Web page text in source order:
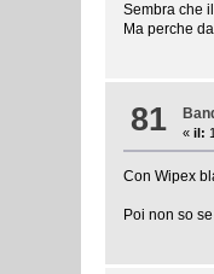
Sembra che
Ma perche
81 «il:
Con Wipex
Poi non so